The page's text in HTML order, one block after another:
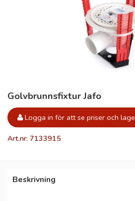
Golvbrunnsfixtur Jafo
Logga in för att se priser och
Art.nr: 7133915
Beskrivning